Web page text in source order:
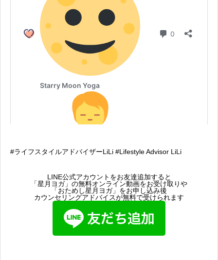
#ライフスタイルアドバイザーLiLi #Lifestyle Advisor LiLi
LINE公式アカウントをお友達追加すると
「星月ヨガ」の無料オンライン動画をお受け取りや
「おためし星月ヨガ」をお申し込み後
カウンセリングアドバイスが無料で受けられます